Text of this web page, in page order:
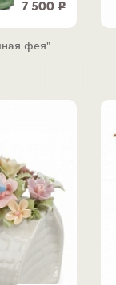
7 500Р
фея"